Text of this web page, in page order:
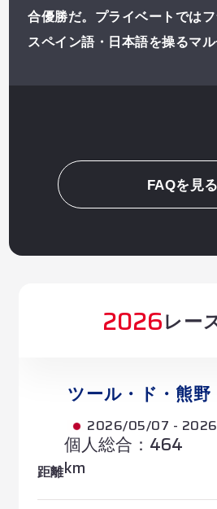
合優勝だ。プライベートでは
スペイン語・日本語を操るマル
FAQを見る
2026レー
ツール・ド・熊野
2026/05/07 -
距離
個人総合：464
km